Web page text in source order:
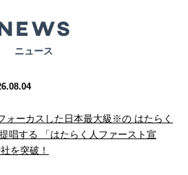
ニュース
ォーカスした日本最大級※の はたらく
唱する 「はたらく人ファースト宣
を突破！